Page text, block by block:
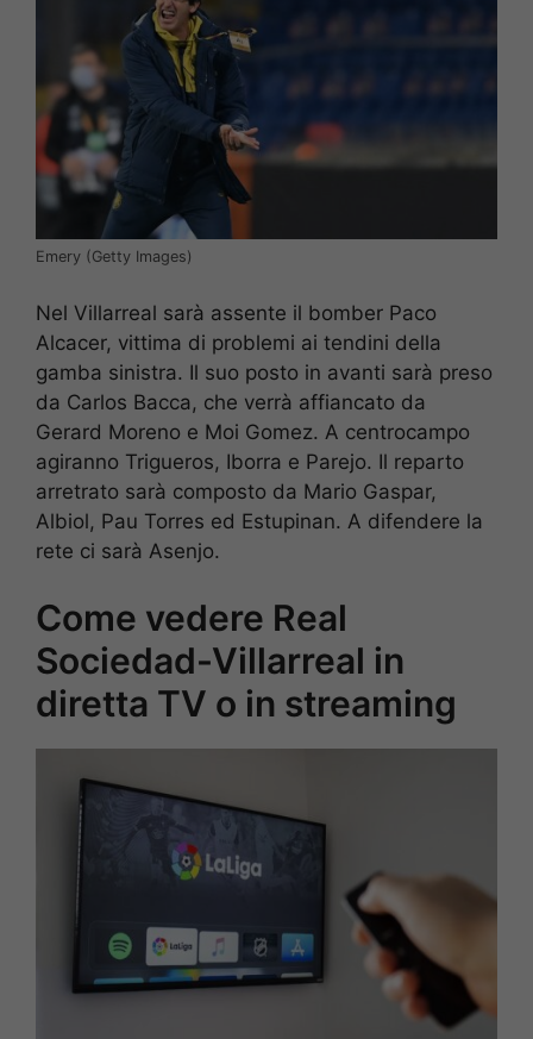
Emery (Getty Images)
Nel Villarreal sarà assente il bomber Paco
Alcacer, vittima di problemi ai tendini della
gamba sinistra. Il suo posto in avanti sarà preso
da Carlos Bacca, che verrà affiancato da
Gerard Moreno e Moi Gomez. A centrocampo
agiranno Trigueros, Iborra e Parejo. Il reparto
arretrato sarà composto da Mario Gaspar,
Albiol, Pau Torres ed Estupinan. A difendere la
rete ci sarà Asenjo.
Come vedere Real
Sociedad-Villarreal in
diretta TV o in streaming